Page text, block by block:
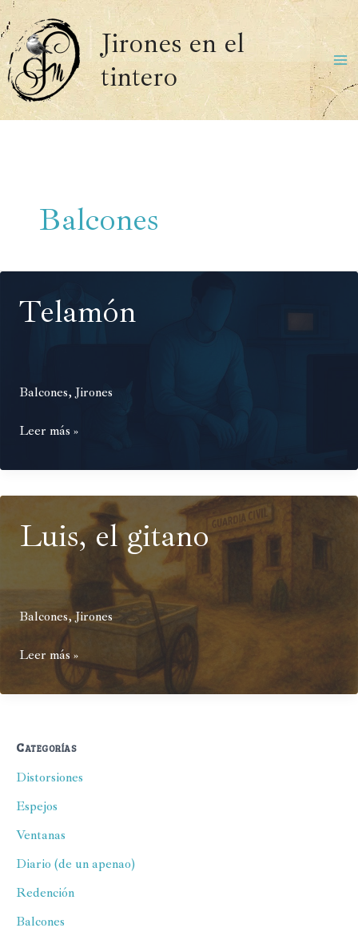
Ir
al
contenido
Jirones en el
tintero
Categorías
Distorsiones
Espejos
Ventanas
Diario (de un apenao)
Redención
Balcones
Balcones
Telamón
Balcones,Jirones
Telamón
Leer más »
Luis, el gitano
Balcones,Jirones
Luis,
gitano
Leer más »